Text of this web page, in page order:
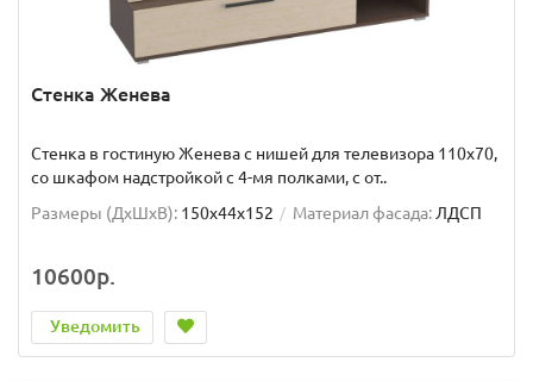
Стенка Женева
Стенка в гостиную Женева с нишей для телевизора 110х70,
со шкафом надстройкой с 4-мя полками, с от..
Размеры (ДхШxВ): 150x44x152 Материал фасада: ЛДСП
10600р.
Уведомить